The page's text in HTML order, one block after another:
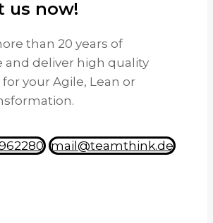
us now!
than 20 years of
and deliver high quality
your Agile, Lean or
mail@teamthink.de